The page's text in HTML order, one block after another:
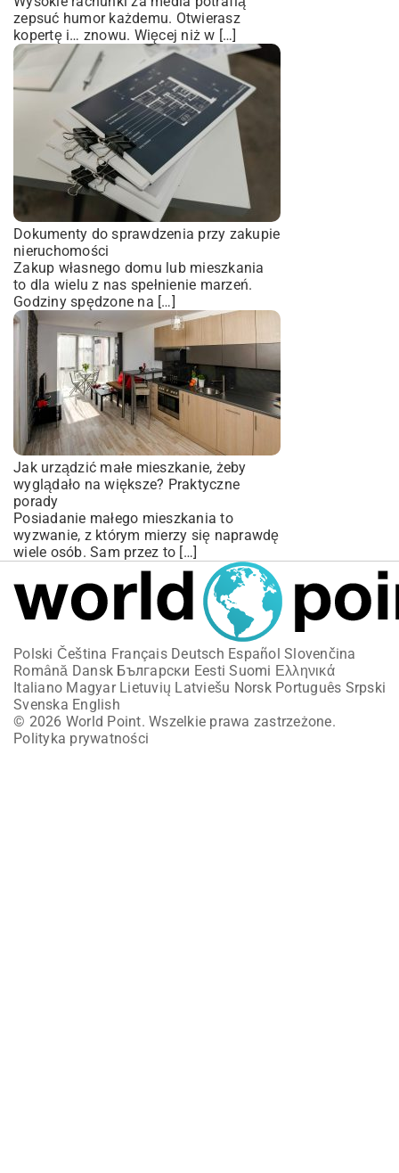
zepsuć humor każdemu. Otwierasz
kopertę i… znowu. Więcej niż w […]
Dokumenty do sprawdzenia przy zakupie
nieruchomości
Zakup własnego domu lub mieszkania
to dla wielu z nas spełnienie marzeń.
Godziny spędzone na […]
Jak urządzić małe mieszkanie, żeby
wyglądało na większe? Praktyczne
porady
Posiadanie małego mieszkania to
wyzwanie, z którym mierzy się naprawdę
wiele osób. Sam przez to […]
Polski Čeština Français Deutsch Español Slovenčina
Română Dansk Български Eesti Suomi Ελληνικά
Italiano Magyar Lietuvių Latviešu Norsk Português Srpski
Svenska English
© 2026 World Point. Wszelkie prawa zastrzeżone.
Polityka prywatności